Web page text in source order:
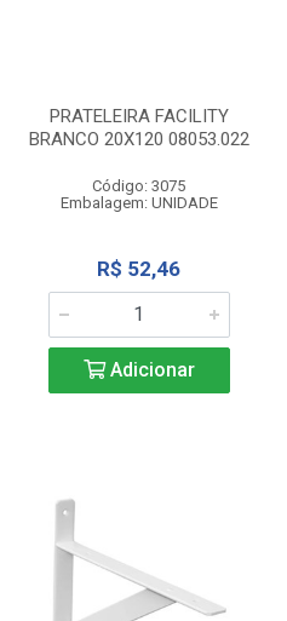
PRATELEIRA FACILITY
BRANCO 20X120 08053.022
Código: 3075
Embalagem: UNIDADE
R$ 52,46
Adicionar